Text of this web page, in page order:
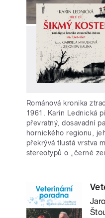
Románová kronika
1961. Karin Lednická
převratný, dosavadní
hornického regionu,
překrývá tlustá vrstva
stereotypů o „černé